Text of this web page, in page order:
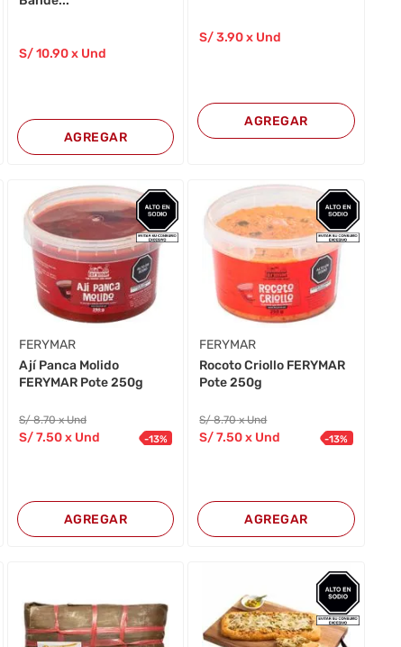
S/10.90x Und
AGREGAR
S/3.90x Und
AGREGAR
FERYMAR
Ají Panca Molido
FERYMAR Pote 250g
S/8.70 x Und
S/7.50x Und -13%
AGREGAR
FERYMAR
Rocoto Criollo FERYMAR
Pote 250g
S/8.70 x Und
S/7.50x Und -13%
AGREGAR